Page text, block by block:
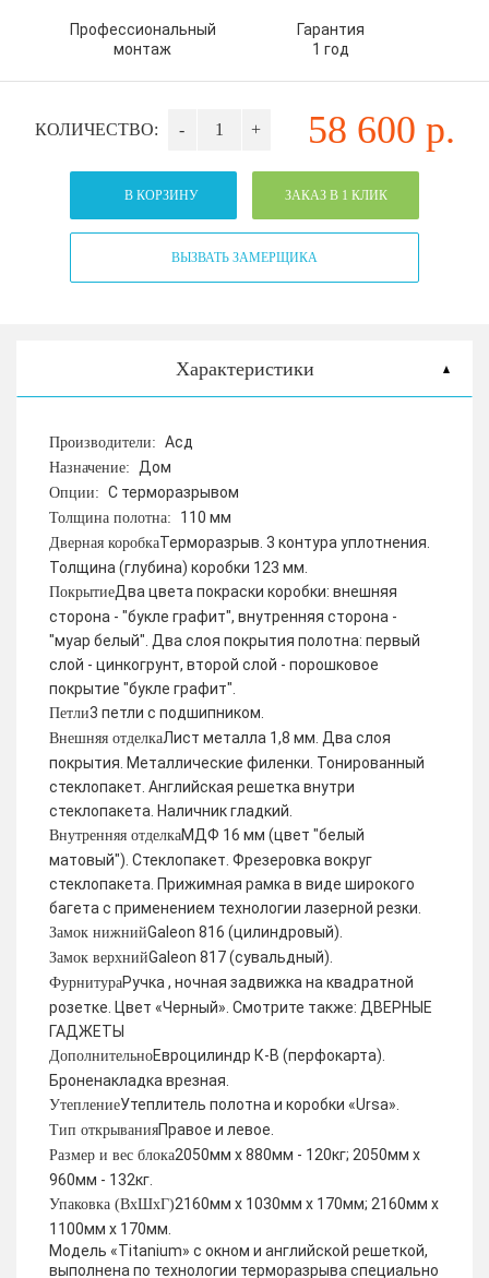
Профессиональный
монтаж
Гарантия
1 год
КОЛИЧЕСТВО: - + 58 600 р.
В КОРЗИНУ ЗАКАЗ В 1 КЛИК
ВЫЗВАТЬ ЗАМЕРЩИКА
Характеристики
Производители: Асд
Назначение: Дом
Опции: С терморазрывом
Толщина полотна: 110 мм
Дверная коробкаТерморазрыв. 3 контура уплотнения.
Толщина (глубина) коробки 123 мм.
ПокрытиеДва цвета покраски коробки: внешняя
сторона - "букле графит", внутренняя сторона -
"муар белый". Два слоя покрытия полотна: первый
слой - цинкогрунт, второй слой - порошковое
покрытие "букле графит".
Петли3 петли с подшипником.
Внешняя отделкаЛист металла 1,8 мм. Два слоя
покрытия. Металлические филенки. Тонированный
стеклопакет. Английская решетка внутри
стеклопакета. Наличник гладкий.
Внутренняя отделкаМДФ 16 мм (цвет "белый
матовый"). Стеклопакет. Фрезеровка вокруг
стеклопакета. Прижимная рамка в виде широкого
багета с применением технологии лазерной резки.
Замок нижнийGaleon 816 (цилиндровый).
Замок верхнийGaleon 817 (сувальдный).
ФурнитураРучка , ночная задвижка на квадратной
розетке. Цвет «Черный». Смотрите также: ДВЕРНЫЕ
ГАДЖЕТЫ
ДополнительноЕвроцилиндр К-В (перфокарта).
Броненакладка врезная.
УтеплениеУтеплитель полотна и коробки «Ursa».
Тип открыванияПравое и левое.
Размер и вес блока2050мм х 880мм - 120кг; 2050мм х
960мм - 132кг.
Упаковка (ВхШхГ)2160мм х 1030мм х 170мм; 2160мм х
1100мм х 170мм.
Модель «Titanium» с окном и английской решеткой,
выполнена по технологии терморазрыва специально